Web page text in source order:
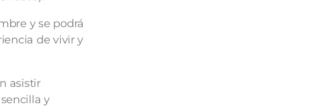
y se podrá
de vivir y
asistir
y